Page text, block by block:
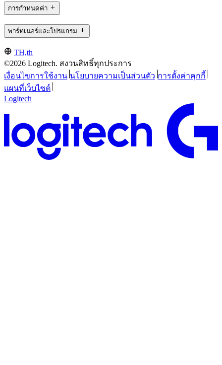
การกำหนดค่า
พาร์ทเนอร์และโปรแกรม
TH,th
©2026 Logitech. สงวนสิทธิ์ทุกประการ
เงื่อนไขการใช้งาน นโยบายความเป็นส่วนตัว การตั้งค่าคุกกี้
แผนที่เว็บไซต์
Logitech